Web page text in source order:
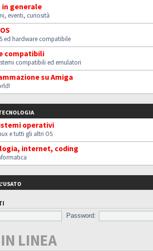
in generale
eventi, curiosità
ed hardware compatibile
compatibili
compatibili ed emulatori
su Amiga
operativi
e tutti gli altri OS
internet, coding
Password:
IN LINEA